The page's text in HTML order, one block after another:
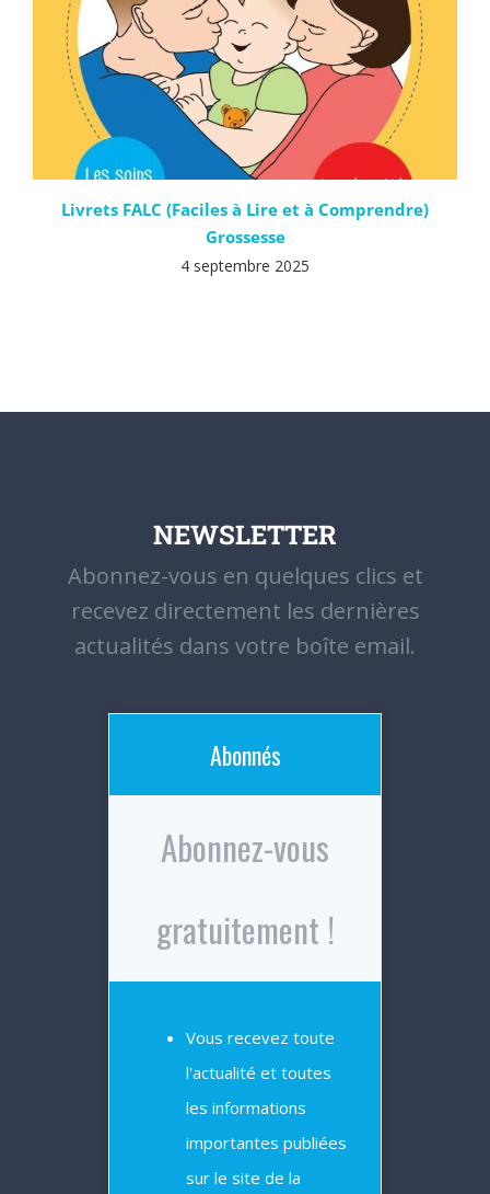
Livrets FALC (Faciles à Lire et à Comprendre)
Grossesse
4 septembre 2025
NEWSLETTER
Abonnez-vous en quelques clics et
recevez directement les dernières
actualités dans votre boîte email.
Abonnés
Abonnez-vous
gratuitement !
Vous recevez toute
l'actualité et toutes
les informations
importantes publiées
sur le site de la